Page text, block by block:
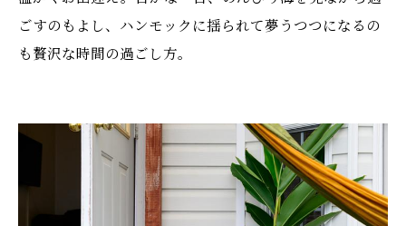
ごすのもよし、ハンモックに揺られて夢うつつになるの
も贅沢な時間の過ごし方。